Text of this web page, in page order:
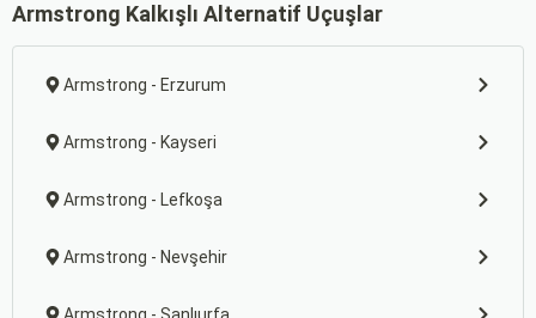
Armstrong Kalkışlı Alternatif Uçuşlar
Armstrong - Erzurum
Armstrong - Kayseri
Armstrong - Lefkoşa
Armstrong - Nevşehir